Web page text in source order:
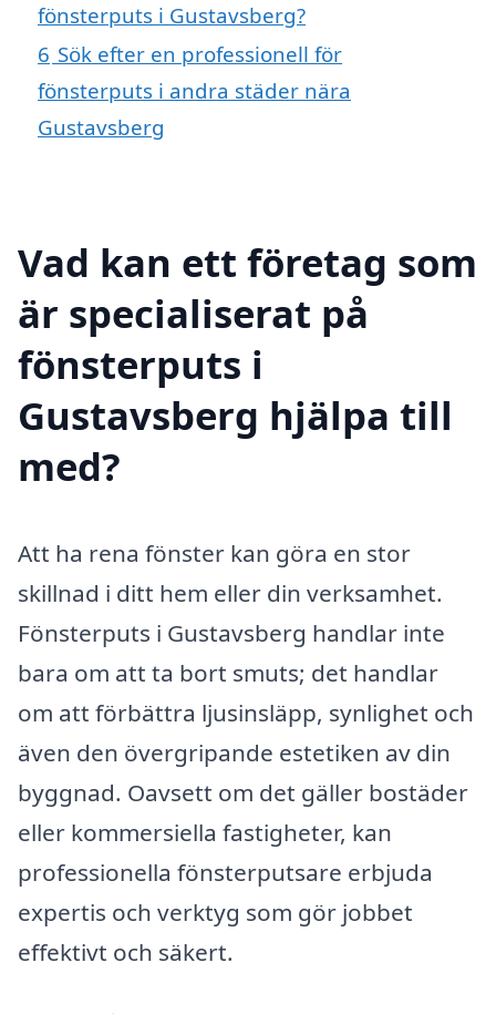
fönsterputs i Gustavsberg?
6 Sök efter en professionell för
fönsterputs i andra städer nära
Gustavsberg
Vad kan ett företag som
är specialiserat på
fönsterputs i
Gustavsberg hjälpa till
med?
Att ha rena fönster kan göra en stor
skillnad i ditt hem eller din verksamhet.
Fönsterputs i Gustavsberg handlar inte
bara om att ta bort smuts; det handlar
om att förbättra ljusinsläpp, synlighet och
även den övergripande estetiken av din
byggnad. Oavsett om det gäller bostäder
eller kommersiella fastigheter, kan
professionella fönsterputsare erbjuda
expertis och verktyg som gör jobbet
effektivt och säkert.